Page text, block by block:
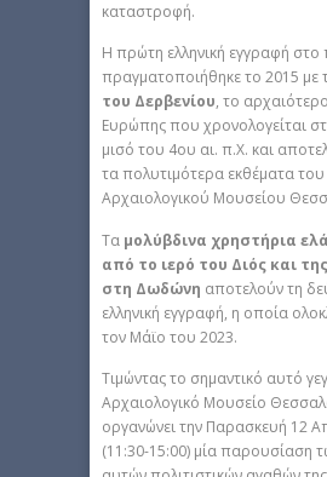
καταστροφή.
Η πρώτη ελληνική εγγραφή
πραγματοποιήθηκε το 2015 με
του Δερβενίου, το
Ευρώπης που χρονολογείται
μισό του 4ου αι. π.Χ. και
τα πολυτιμότερα εκθέματα του
Αρχαιολογικού Μουσείου
Τα μολύβδινα χρηστήρια
από το ιερό του Διός και
στη Δωδώνη αποτελούν τη
ελληνική εγγραφή, η οποία
τον Μάϊο του 2023.
Τιμώντας το σημαντικό αυτό
Αρχαιολογικό Μουσείο
οργανώνει την Παρασκευή 12
(11:30-15:00) μία παρουσίαση